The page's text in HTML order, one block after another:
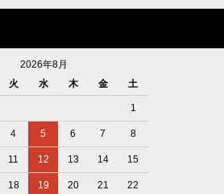
2026年8月
火 水 木 金 土
1
4 5 6 7 8
11 12 13 14 15
18 19 20 21 22